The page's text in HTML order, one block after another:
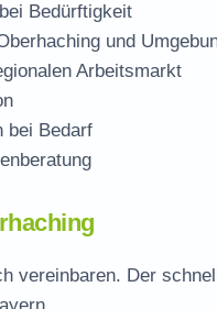
Bedürftigkeit
und
Arbeitsmarkt
bei Bedarf
vereinbaren. Der